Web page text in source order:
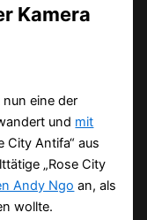
Kamera
nun eine der
und mit
City Antifa“ aus
„Rose City
Andy Ngo an, als
wollte.